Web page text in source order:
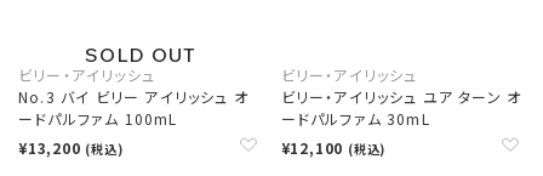
ビリー・アイリッシュ
No.3 バイ ビリー アイリッシュ オ
ードパルファム 100mL
¥13,200 (税込)
ビリー・アイリッシュ
ビリー・アイリッシュ ユア ターン オ
ードパルファム 30mL
¥12,100 (税込)